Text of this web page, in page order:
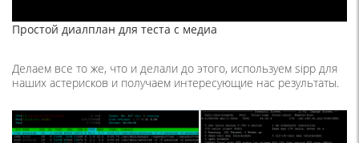
Простой диалплан для теста с медиа
Делаем все то же, что и делали до этого, используем sipp для
наших астерисков и получаем интересующие нас результаты.